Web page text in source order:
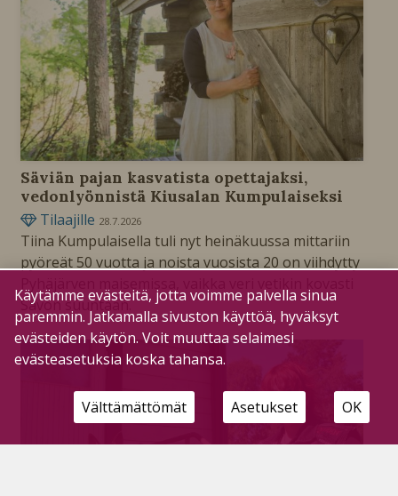
Säviän pajan kasvatista opettajaksi,
vedonlyönnistä Kiusalan Kumpulaiseksi
Tilaajille 28.7.2026
Tiina Kumpulaisella tuli nyt heinäkuussa mittariin
pyöreät 50 vuotta ja noista vuosista 20 on viihdytty
Savon suuntaan.
Käytämme evästeitä, jotta voimme palvella sinua
paremmin. Jatkamalla sivuston käyttöä, hyväksyt
evästeiden käytön. Voit muuttaa selaimesi
evästeasetuksia koska tahansa.
Välttämättömät Asetukset OK